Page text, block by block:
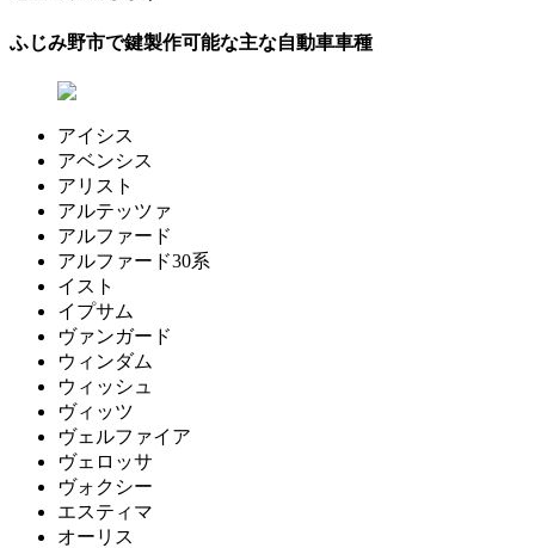
ふじみ野市で鍵製作可能な主な自動車車種
アイシス
アベンシス
アリスト
アルテッツァ
アルファード
アルファード30系
イスト
イプサム
ヴァンガード
ウィンダム
ウィッシュ
ヴィッツ
ヴェルファイア
ヴェロッサ
ヴォクシー
エスティマ
オーリス